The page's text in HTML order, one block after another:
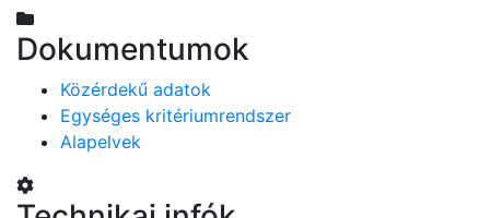
Dokumentumok
Közérdekű adatok
Egységes kritériumrendszer
Alapelvek